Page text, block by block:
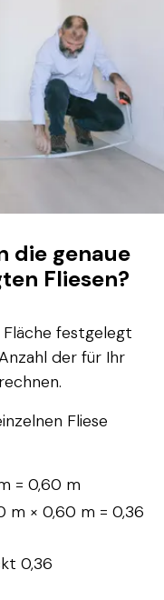
die genaue
Fliesen?
festgelegt
der für Ihr
Fliese
= 0,60 m
m × 0,60 m = 0,36
0,36